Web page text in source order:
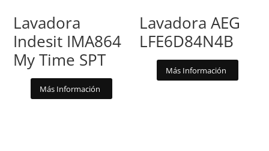
Lavadora
Indesit IMA864
My Time SPT
Más Información
Lavadora AEG
LFE6D84N4B
Más Información